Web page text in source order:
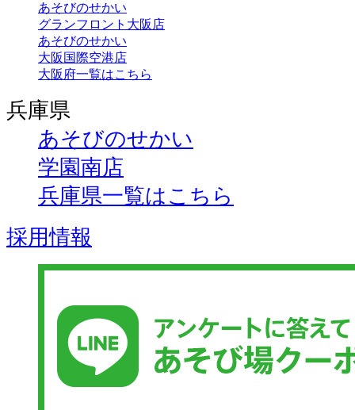
あそびのせかい
グランフロント大阪店
あそびのせかい
大阪国際空港店
大阪府一覧はこちら
兵庫県
あそびのせかい
学園南店
兵庫県一覧はこちら
採用情報